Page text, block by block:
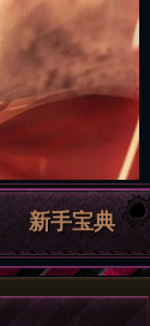
新手宝典